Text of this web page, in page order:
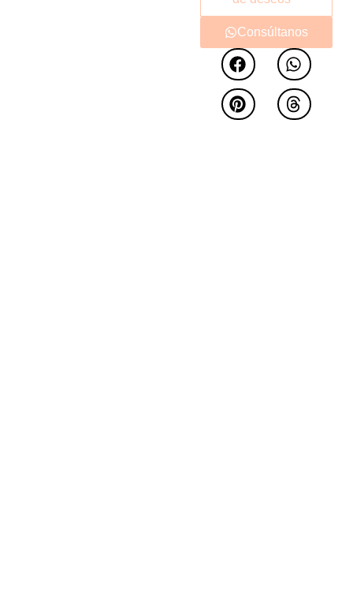
atractivoDay, está
presente en muchos
hogares.
Consúltanos